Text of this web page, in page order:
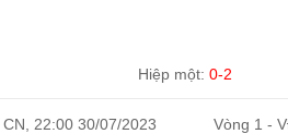
Hiệp một:0-2
CN, 22:00 30/07/2023
Vòng 1 -